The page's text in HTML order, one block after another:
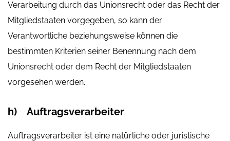
Verarbeitung durch das Unionsrecht oder das Recht der
Mitgliedstaaten vorgegeben, so kann der
Verantwortliche beziehungsweise können die
bestimmten Kriterien seiner Benennung nach dem
Unionsrecht oder dem Recht der Mitgliedstaaten
vorgesehen werden.
h) Auftragsverarbeiter
Auftragsverarbeiter ist eine natürliche oder juristische